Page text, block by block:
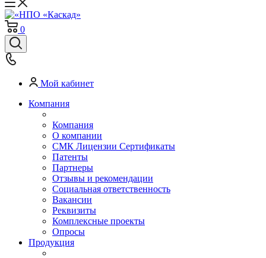
0
Мой кабинет
Компания
Компания
О компании
СМК Лицензии Сертификаты
Патенты
Партнеры
Отзывы и рекомендации
Социальная ответственность
Вакансии
Реквизиты
Комплексные проекты
Опросы
Продукция